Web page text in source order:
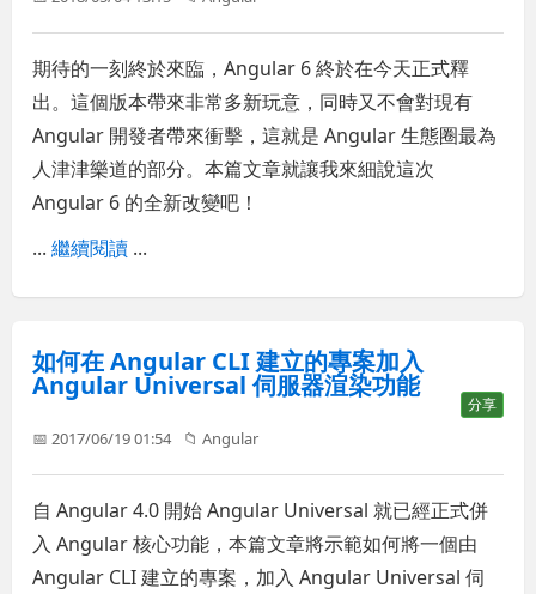
期待的一刻終於來臨，Angular 6 終於在今天正式釋
出。這個版本帶來非常多新玩意，同時又不會對現有
Angular 開發者帶來衝擊，這就是 Angular 生態圈最為
人津津樂道的部分。本篇文章就讓我來細說這次
Angular 6 的全新改變吧！
...繼續閱讀 ...
如何在 Angular CLI 建立的專案加入
Angular Universal 伺服器渲染功能
分享
📅 2017/06/19 01:54 📁Angular
自 Angular 4.0 開始 Angular Universal 就已經正式併
入 Angular 核心功能，本篇文章將示範如何將一個由
Angular CLI 建立的專案，加入 Angular Universal 伺